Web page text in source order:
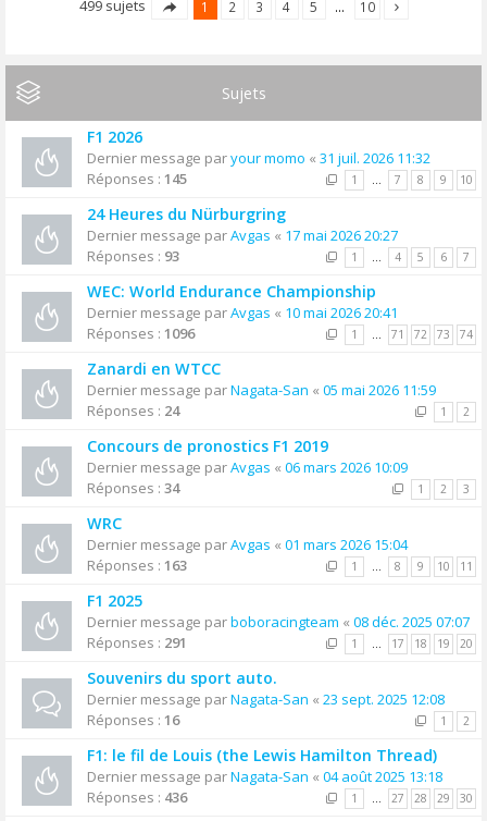
499 sujets 1 2 3 4 5 … 10
Sujets
F1 2026
Dernier message paryour momo « 31 juil. 2026 11:32
Réponses : 145 1 … 7 8 9 10
24 Heures du Nürburgring
Dernier message parAvgas « 17 mai 2026 20:27
Réponses : 93 1 … 4 5 6 7
WEC: World Endurance Championship
Dernier message parAvgas « 10 mai 2026 20:41
Réponses : 1096 1 … 71 72 73 74
Zanardi en WTCC
Dernier message parNagata-San « 05 mai 2026 11:59
Réponses : 24 1 2
Concours de pronostics F1 2019
Dernier message parAvgas « 06 mars 2026 10:09
Réponses : 34 1 2 3
WRC
Dernier message parAvgas « 01 mars 2026 15:04
Réponses : 163 1 … 8 9 10 11
F1 2025
Dernier message parboboracingteam « 08 déc. 2025 07:07
Réponses : 291 1 … 17 18 19 20
Souvenirs du sport auto.
Dernier message parNagata-San « 23 sept. 2025 12:08
Réponses : 16 1 2
F1: le fil de Louis (the Lewis Hamilton Thread)
Dernier message parNagata-San « 04 août 2025 13:18
Réponses : 436 1 … 27 28 29 30